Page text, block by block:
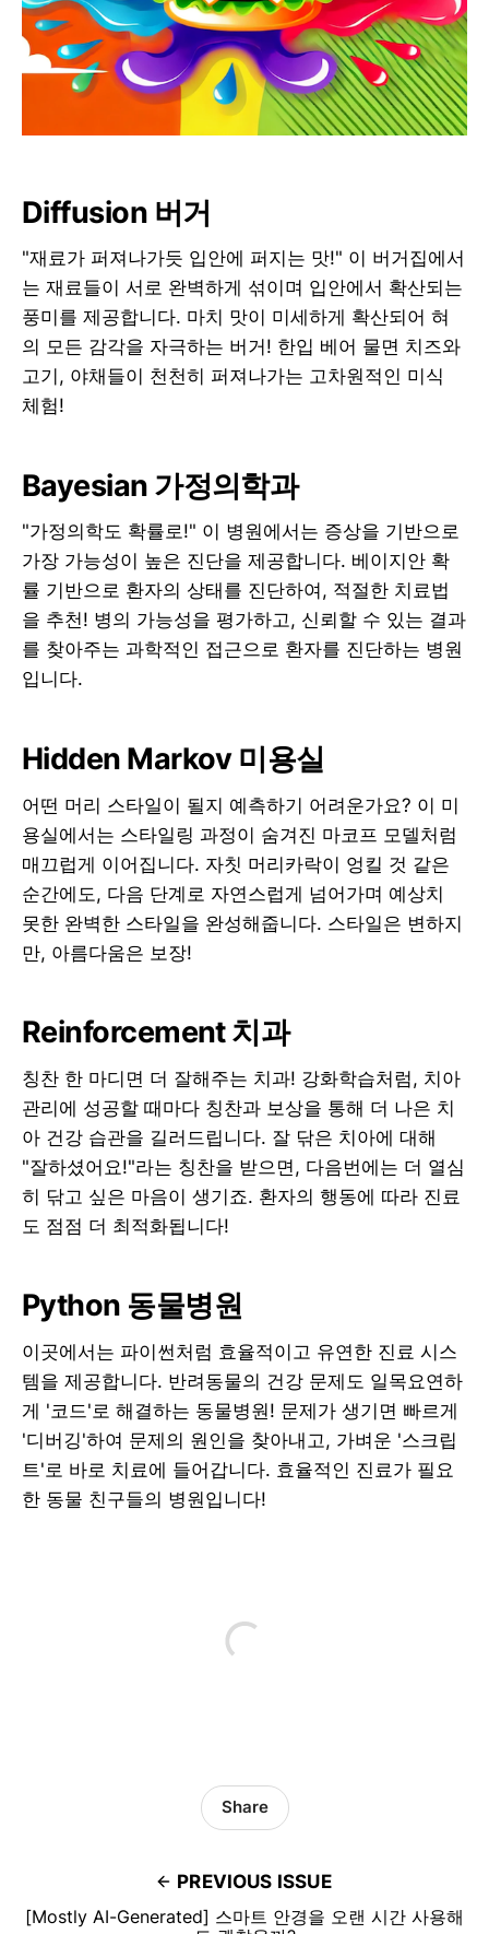
Diffusion 버거
"재료가 퍼져나가듯 입안에 퍼지는 맛!" 이 버거집에서
는 재료들이 서로 완벽하게 섞이며 입안에서 확산되는
풍미를 제공합니다. 마치 맛이 미세하게 확산되어 혀
의 모든 감각을 자극하는 버거! 한입 베어 물면 치즈와
고기, 야채들이 천천히 퍼져나가는 고차원적인 미식
체험!
Bayesian 가정의학과
"가정의학도 확률로!" 이 병원에서는 증상을 기반으로
가장 가능성이 높은 진단을 제공합니다. 베이지안 확
률 기반으로 환자의 상태를 진단하여, 적절한 치료법
을 추천! 병의 가능성을 평가하고, 신뢰할 수 있는 결과
를 찾아주는 과학적인 접근으로 환자를 진단하는 병원
입니다.
Hidden Markov 미용실
어떤 머리 스타일이 될지 예측하기 어려운가요? 이 미
용실에서는 스타일링 과정이 숨겨진 마코프 모델처럼
매끄럽게 이어집니다. 자칫 머리카락이 엉킬 것 같은
순간에도, 다음 단계로 자연스럽게 넘어가며 예상치
못한 완벽한 스타일을 완성해줍니다. 스타일은 변하지
만, 아름다움은 보장!
Reinforcement 치과
칭찬 한 마디면 더 잘해주는 치과! 강화학습처럼, 치아
관리에 성공할 때마다 칭찬과 보상을 통해 더 나은 치
아 건강 습관을 길러드립니다. 잘 닦은 치아에 대해
"잘하셨어요!"라는 칭찬을 받으면, 다음번에는 더 열심
히 닦고 싶은 마음이 생기죠. 환자의 행동에 따라 진료
도 점점 더 최적화됩니다!
Python 동물병원
이곳에서는 파이썬처럼 효율적이고 유연한 진료 시스
템을 제공합니다. 반려동물의 건강 문제도 일목요연하
게 '코드'로 해결하는 동물병원! 문제가 생기면 빠르게
'디버깅'하여 문제의 원인을 찾아내고, 가벼운 '스크립
트'로 바로 치료에 들어갑니다. 효율적인 진료가 필요
한 동물 친구들의 병원입니다!
PREVIOUS ISSUE
[Mostly AI-Generated] 스마트 안경을 오랜 시간 사용해
Share